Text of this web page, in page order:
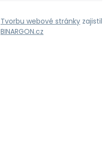
Tvorbu webové stránky zajistil
BINARGON.cz